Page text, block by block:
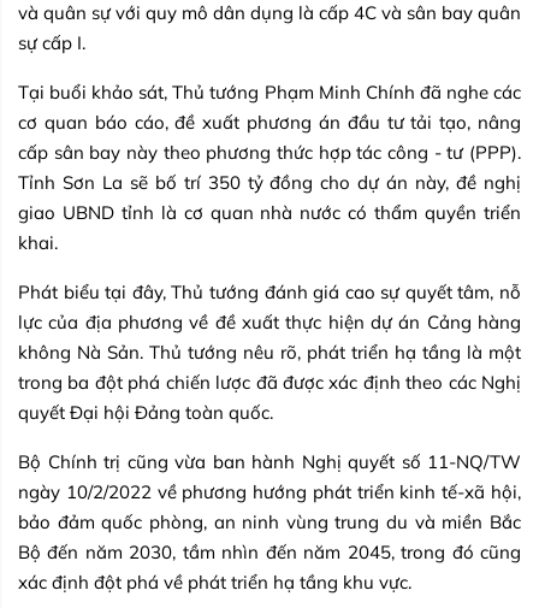
và quân sự với quy mô dân dụng là cấp 4C và sân bay quân
sự cấp I.
Tại buổi khảo sát, Thủ tướng Phạm Minh Chính đã nghe các
cơ quan báo cáo, đề xuất phương án đầu tư tải tạo, nâng
cấp sân bay này theo phương thức hợp tác công - tư (PPP).
Tỉnh Sơn La sẽ bố trí 350 tỷ đồng cho dự án này, đề nghị
giao UBND tỉnh là cơ quan nhà nước có thẩm quyền triển
khai.
Phát biểu tại đây, Thủ tướng đánh giá cao sự quyết tâm, nỗ
lực của địa phương về đề xuất thực hiện dự án Cảng hàng
không Nà Sản. Thủ tướng nêu rõ, phát triển hạ tầng là một
trong ba đột phá chiến lược đã được xác định theo các Nghị
quyết Đại hội Đảng toàn quốc.
Bộ Chính trị cũng vừa ban hành Nghị quyết số 11-NQ/TW
ngày 10/2/2022 về phương hướng phát triển kinh tế-xã hội,
bảo đảm quốc phòng, an ninh vùng trung du và miền Bắc
Bộ đến năm 2030, tầm nhìn đến năm 2045, trong đó cũng
xác định đột phá về phát triển hạ tầng khu vực.